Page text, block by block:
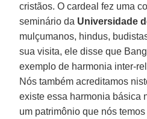
cristãos. O cardeal fez uma
seminário da Universidade
mulçumanos, hindus,
sua visita, ele disse que
exemplo de harmonia inter-
Nós também acreditamos
existe essa harmonia básica
um patrimônio que nós